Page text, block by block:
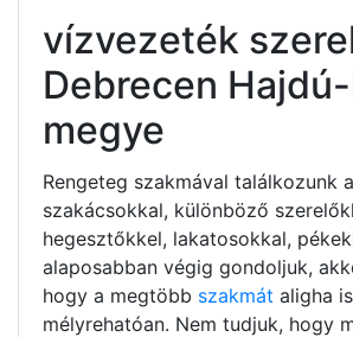
vízvezeték
Debrecen
megye
Rengeteg szakmával találkozunk
szakácsokkal, különböző
hegesztőkkel, lakatosokkal,
alaposabban végig gondoljuk,
hogy a megtöbb szakmát aligha
mélyrehatóan. Nem tudjuk, hogy